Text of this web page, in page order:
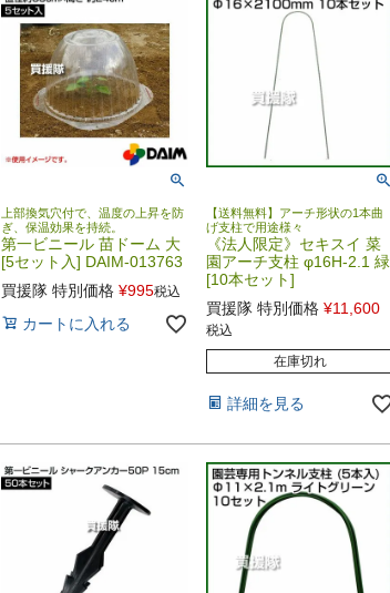
上部換気穴付で、温度の上昇を防
ぎ、保温効果を持続。
第一ビニール 苗ドーム 大
[5セット入] DAIM-013763
買援隊 特別価格 ¥995税込
カートに入れる
【送料無料】アーチ形状の1本曲
げ支柱で用途様々
《法人限定》セキスイ 菜
園アーチ支柱 φ16H-2.1 緑
[10本セット]
買援隊 特別価格 ¥11,600
税込
在庫切れ
詳細を見る